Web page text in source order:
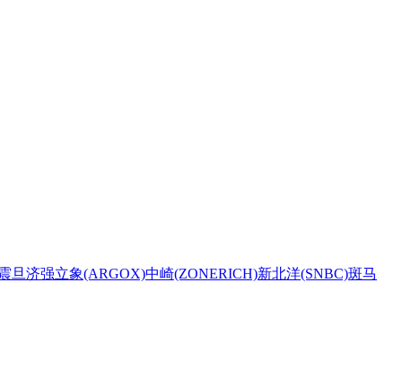
旦济强立象(ARGOX)中崎(ZONERICH)新北洋(SNBC)斑马